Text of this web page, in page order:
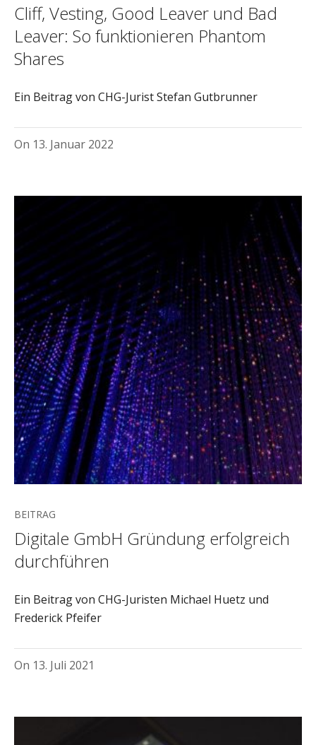
Cliff, Vesting, Good Leaver und Bad
Leaver: So funktionieren Phantom
Shares
Ein Beitrag von CHG-Jurist Stefan Gutbrunner
On 13. Januar 2022
BEITRAG
Digitale GmbH Gründung erfolgreich
durchführen
Ein Beitrag von CHG-Juristen Michael Huetz und
Frederick Pfeifer
On 13. Juli 2021